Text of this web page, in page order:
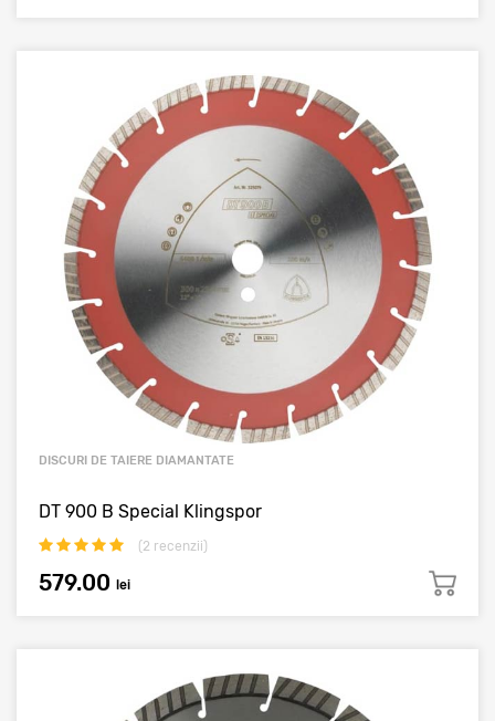
DISCURI DE TAIERE DIAMANTATE
DT 900 B Special Klingspor
(2 recenzii)
579.00 lei